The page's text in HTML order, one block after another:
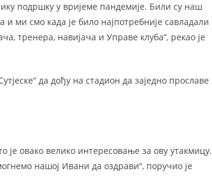
подршку у вријеме пандемије. Били су наш
и ми смо када је било најпотребније савладали
тренера, навијача и Управе клуба“, рекао је
да дођу на стадион да заједно прославе
овако велико интересовање за ову утакмицу.
нашој Ивани да оздрави“, поручио је